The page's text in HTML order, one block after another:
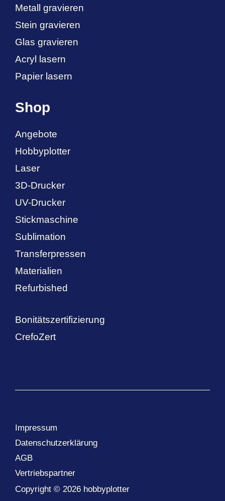
Metall gravieren
Stein gravieren
Glas gravieren
Acryl lasern
Papier lasern
Shop
Angebote
Hobbyplotter
Laser
3D-Drucker
UV-Drucker
Stickmaschine
Sublimation
Transferpressen
Materialien
Refurbished
Bonitätszertifizierung
CrefoZert
Copyright © 2026 hobbyplotter
Impressum
Datenschutzerklärung
AGB
Vertriebspartner